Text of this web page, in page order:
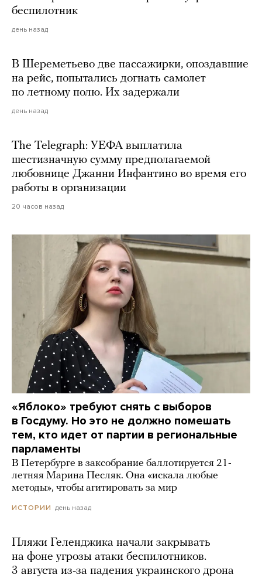
беспилотник
день назад
В Шереметьево две пассажирки, опоздавшие
на рейс, попытались догнать самолет
по летному полю. Их задержали
день назад
The Telegraph: УЕФА выплатила
шестизначную сумму предполагаемой
любовнице Джанни Инфантино во время его
работы в организации
20 часов назад
«Яблоко» требуют снять с выборов
в Госдуму. Но это не должно помешать
тем, кто идет от партии в региональные
парламенты
В Петербурге в заксобрание баллотируется 21-
летняя Марина Песляк. Она «искала любые
методы», чтобы агитировать за мир
ИСТОРИИ день назад
Пляжи Геленджика начали закрывать
на фоне угрозы атаки беспилотников.
3 августа из-за падения украинского дрона